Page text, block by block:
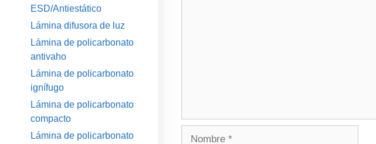
ESD/Antiestático
Lámina difusora de luz
Lámina de policarbonato
antivaho
Lámina de policarbonato
ignífugo
Lámina de policarbonato
compacto
Lámina de policarbonato